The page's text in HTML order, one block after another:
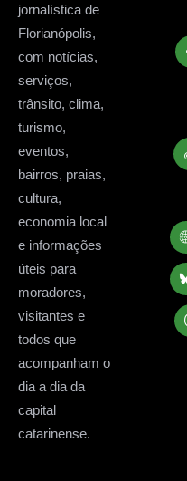
jornalística de
Florianópolis,
com notícias,
serviços,
trânsito, clima,
turismo,
eventos,
bairros, praias,
cultura,
economia local
e informações
úteis para
moradores,
visitantes e
todos que
acompanham o
dia a dia da
capital
catarinense.